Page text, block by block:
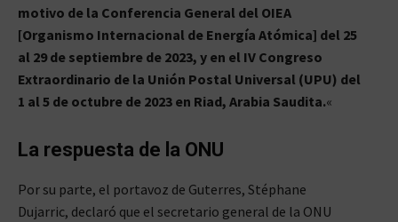
motivo de la Conferencia General del OIEA
[Organismo Internacional de Energía Atómica] del 25
al 29 de septiembre de 2023, y en el IV Congreso
Extraordinario de la Unión Postal Universal (UPU) del
1 al 5 de octubre de 2023 en Riad, Arabia Saudita.«
La respuesta de la ONU
Por su parte, el portavoz de Guterres, Stéphane
Dujarric, declaró que el secretario general de la ONU